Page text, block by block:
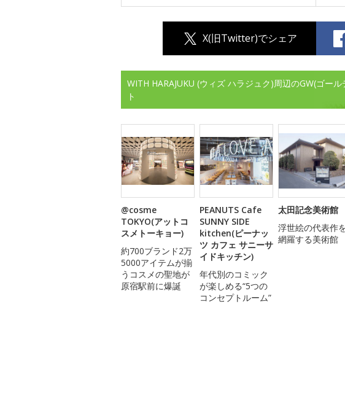
X(旧Twitter)でシェア
WITH HARAJUKU (ウィズ ハラジュク)周辺のGW(ゴー
ト
@cosme
TOKYO(アットコ
スメトーキョー)
約700ブランド2万
5000アイテムが揃
うコスメの聖地が
原宿駅前に爆誕
PEANUTS Cafe
SUNNY SIDE
kitchen(ピーナッ
ツ カフェ サニーサ
イドキッチン)
年代別のコミック
が楽しめる“5つの
コンセプトルーム”
太田記念美術館
浮世絵の代表作
網羅する美術館